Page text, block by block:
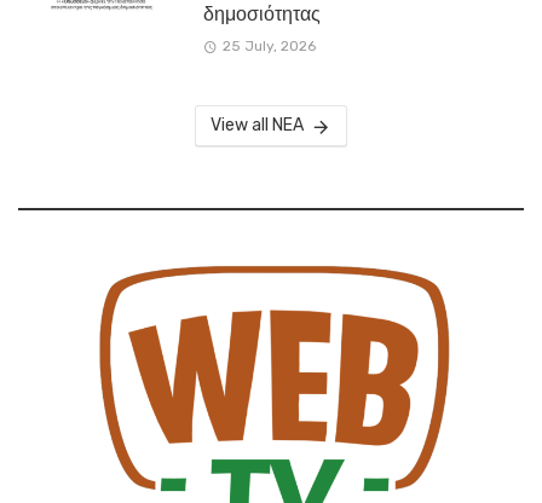
δημοσιότητας
25 July, 2026
View all NEA